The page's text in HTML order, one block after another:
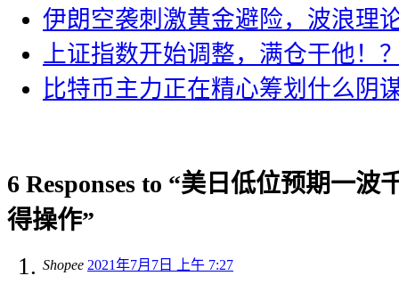
伊朗空袭刺激黄金避险，波浪理
上证指数开始调整，满仓干他！
比特币主力正在精心筹划什么阴
6 Responses to “美日低位预期一波
得操作”
Shopee 2021年7月7日 上午 7:27